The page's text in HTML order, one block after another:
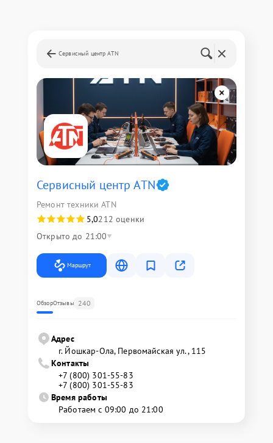
Сервисный центр ATN
Сервисный центр ATN
Ремонт техники ATN
5,0212 оценки
Открыто до 21:00
Маршрут
ОбзорОтзывы 240
Адрес
г. Йошкар-Ола, Первомайская ул., 115
Контакты
+7 (800) 301-55-83
+7 (800) 301-55-83
Время работы
Работаем с 09:00 до 21:00